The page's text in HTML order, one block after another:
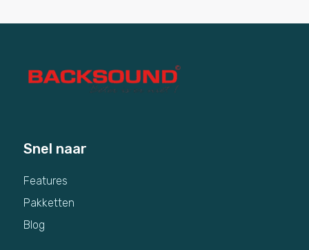
Snel naar
Features
Pakketten
Blog